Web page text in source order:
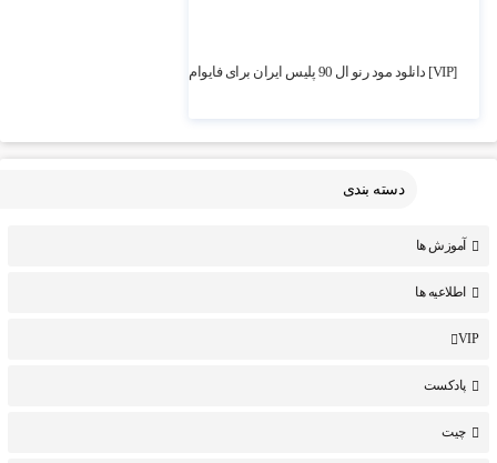
5.87k بازدید[VIP] دانلود مود رنو ال 90 پلیس ایران برای فایوام
دسته بندی
آموزش ها
اطلاعیه ها
VIP
پادکست
چیت